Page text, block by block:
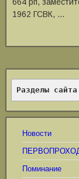
1962 ГСВК, …
Разделы сайта
Новости
Поминание